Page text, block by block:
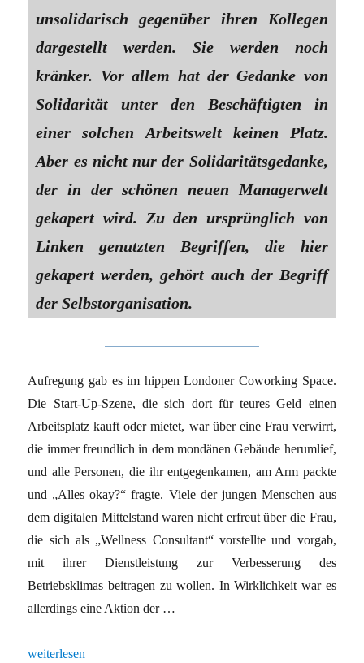
unsolidarisch gegenüber ihren Kollegen
dargestellt werden. Sie werden noch
kränker. Vor allem hat der Gedanke von
Solidarität unter den Beschäftigten in
einer solchen Arbeitswelt keinen Platz.
Aber es nicht nur der Solidaritätsgedanke,
der in der schönen neuen Managerwelt
gekapert wird. Zu den ursprünglich von
Linken genutzten Begriffen, die hier
gekapert werden, gehört auch der Begriff
der Selbstorganisation.
Aufregung gab es im hippen Londoner Coworking Space.
Die Start-Up-Szene, die sich dort für teures Geld einen
Arbeitsplatz kauft oder mietet, war über eine Frau verwirrt,
die immer freundlich in dem mondänen Gebäude herumlief,
und alle Personen, die ihr entgegenkamen, am Arm packte
und „Alles okay?“ fragte. Viele der jungen Menschen aus
dem digitalen Mittelstand waren nicht erfreut über die Frau,
die sich als „Wellness Consultant“ vorstellte und vorgab,
mit ihrer Dienstleistung zur Verbesserung des
Betriebsklimas beitragen zu wollen. In Wirklichkeit war es
allerdings eine Aktion der …
„Schöne neue Arbeitswelt: Selbstorganisierte Teams gegen
weiterlesen